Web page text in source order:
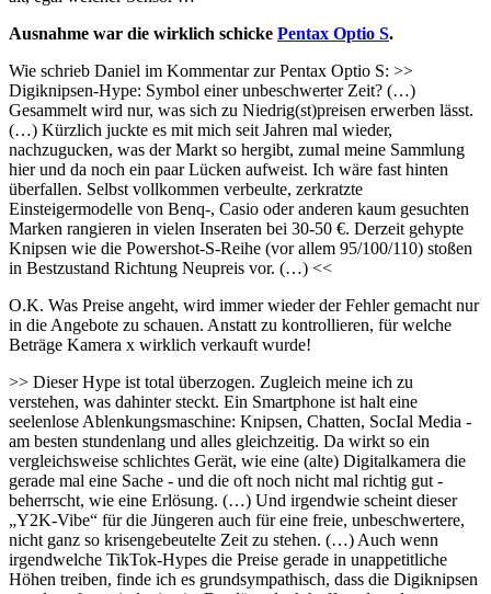
Ausnahme war die wirklich schicke Pentax Optio S.
Wie schrieb Daniel im Kommentar zur Pentax Optio S: >>
Digiknipsen-Hype: Symbol einer unbeschwerter Zeit? (…)
Gesammelt wird nur, was sich zu Niedrig(st)preisen erwerben lässt.
(…) Kürzlich juckte es mit mich seit Jahren mal wieder,
nachzugucken, was der Markt so hergibt, zumal meine Sammlung
hier und da noch ein paar Lücken aufweist. Ich wäre fast hinten
überfallen. Selbst vollkommen verbeulte, zerkratzte
Einsteigermodelle von Benq-, Casio oder anderen kaum gesuchten
Marken rangieren in vielen Inseraten bei 30-50 €. Derzeit gehypte
Knipsen wie die Powershot-S-Reihe (vor allem 95/100/110) stoßen
in Bestzustand Richtung Neupreis vor. (…) <<
O.K. Was Preise angeht, wird immer wieder der Fehler gemacht nur
in die Angebote zu schauen. Anstatt zu kontrollieren, für welche
Beträge Kamera x wirklich verkauft wurde!
>> Dieser Hype ist total überzogen. Zugleich meine ich zu
verstehen, was dahinter steckt. Ein Smartphone ist halt eine
seelenlose Ablenkungsmaschine: Knipsen, Chatten, SocIal Media -
am besten stundenlang und alles gleichzeitig. Da wirkt so ein
vergleichsweise schlichtes Gerät, wie eine (alte) Digitalkamera die
gerade mal eine Sache - und die oft noch nicht mal richtig gut -
beherrscht, wie eine Erlösung. (…) Und irgendwie scheint dieser
„Y2K-Vibe“ für die Jüngeren auch für eine freie, unbeschwertere,
nicht ganz so krisengebeutelte Zeit zu stehen. (…) Auch wenn
irgendwelche TikTok-Hypes die Preise gerade in unappetitliche
Höhen treiben, finde ich es grundsympathisch, dass die Digiknipsen